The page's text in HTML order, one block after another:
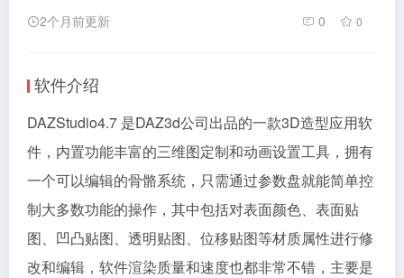
2个月前更新 0 0
软件介绍
DAZStudio4.7 是DAZ3d公司出品的一款3D造型应用软
件，内置功能丰富的三维图定制和动画设置工具，拥有
一个可以编辑的骨骼系统，只需通过参数盘就能简单控
制大多数功能的操作，其中包括对表面颜色、表面贴
图、凹凸贴图、透明贴图、位移贴图等材质属性进行修
改和编辑，软件渲染质量和速度也都非常不错，主要是